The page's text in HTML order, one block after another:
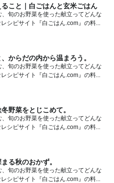
こと｜白ごはんと玄米ごはん
旬のお野菜を使った献立ってどんな
シピサイト『白ごはん.com』の料...
からだの内から温まろう。
旬のお野菜を使った献立ってどんな
シピサイト『白ごはん.com』の料...
野菜をとじこめて。
旬のお野菜を使った献立ってどんな
シピサイト『白ごはん.com』の料...
る秋のおかず。
旬のお野菜を使った献立ってどんな
シピサイト『白ごはん.com』の料...